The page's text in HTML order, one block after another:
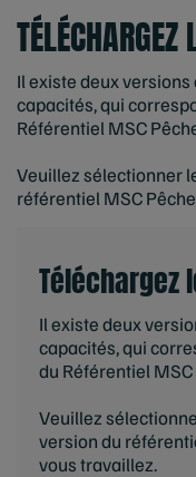
TÉLÉCHARGEZ
Il existe deux
capacités, qui
Référentiel MSC
Veuillez sélectionner
référentiel MSC
Téléchargez
Il existe deux
capacités, qui
du Référentiel
Veuillez
version du
vous travaillez.